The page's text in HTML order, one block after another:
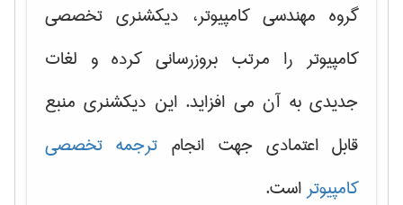
گروه مهندسی کامپیوتر، دیکشنری تخصصی
کامپیوتر را مرتب بروزرسانی کرده و لغات
جدیدی به آن می افزاید. این دیکشنری منبع
قابل اعتمادی جهت انجام ترجمه تخصصی
کامپیوتراست.